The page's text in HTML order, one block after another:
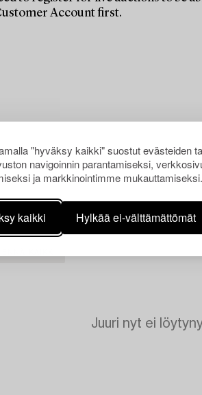
"hyväksy kaikki" suostut evästeiden
navigoinnin parantamiseksi,
ja markkinointimme mukauttamiseksi.
kaikki Hylkää ei-välttämättömät
Account first.
Juuri nyt ei